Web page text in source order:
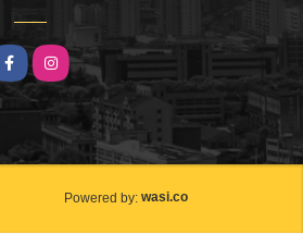
Instagram
Powered by: wasi.co